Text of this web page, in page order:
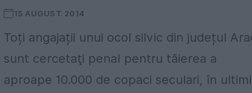
15 AUGUST 2014
Toți angajații unui ocol silvic din județul
sunt cercetaţi penal pentru tăierea a
aproape 10.000 de copaci seculari, în